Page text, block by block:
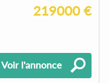
219000 €
Voir l'annonce